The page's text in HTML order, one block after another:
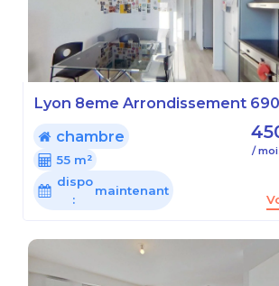
Lyon 8eme Arrondissement
chambre
55 m²
dispo
:
maintenant
/